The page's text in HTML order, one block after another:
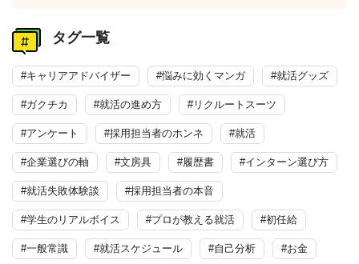
タグ一覧
#キャリアアドバイザー #悩みに効くマンガ #就活グッズ
#ガクチカ #就活の進め方 #リクルートスーツ
#アンケート #採用担当者のホンネ #就活
#企業選びの軸 #文房具 #履歴書 #インターン選び方
#就活失敗体験談 #採用担当者の本音
#学生のリアルボイス #プロが教える就活 #初任給
#一般常識 #就活スケジュール #自己分析 #お金